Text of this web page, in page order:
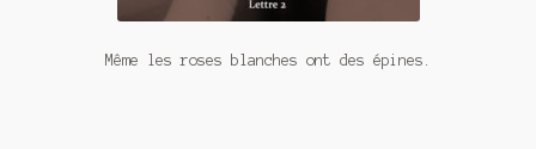
Même les roses blanches ont des épines.